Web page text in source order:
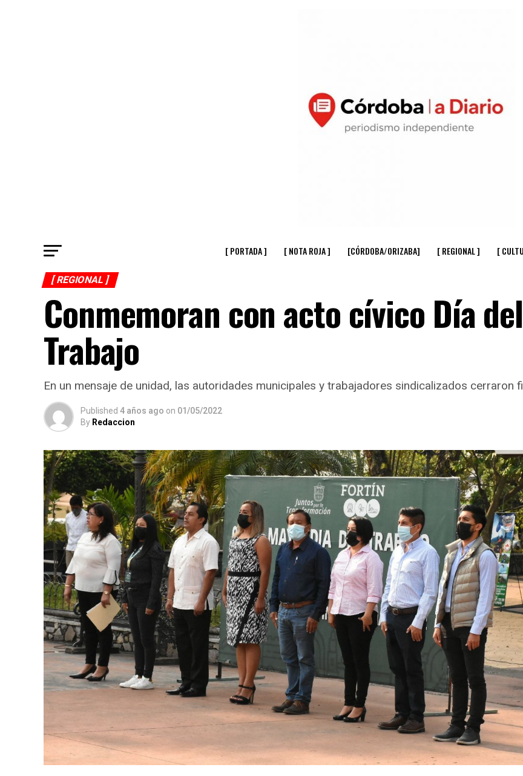
[ PORTADA ] [ NOTA ROJA ] [CÓRDOBA/ORIZABA] [ REGIONAL ] [
[ REGIONAL ]
Conmemoran con acto cívico Día del
Trabajo
En un mensaje de unidad, las autoridades municipales y trabajadores sindicalizados cerraron
Published 4 años ago on 01/05/2022
By Redaccion